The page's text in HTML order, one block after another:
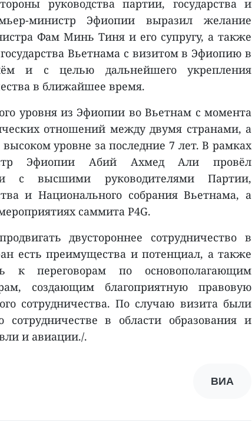
руководства партии, государства и
министр Эфиопии выразил желание
Фам Минь Тиня и его супругу, а также
Вьетнама с визитом в Эфиопию в
и с целью дальнейшего укрепления
в ближайшее время.
уровня из Эфиопии во Вьетнам с момента
отношений между двумя странами, а
уровне за последние 7 лет. В рамках
Эфиопии Абий Ахмед Али провёл
с высшими руководителями Партии,
и Национального собрания Вьетнама, а
саммита P4G.
двустороннее сотрудничество в
есть преимущества и потенциал, а также
к переговорам по основополагающим
создающим благоприятную правовую
сотрудничества. По случаю визита были
в области образования и
и авиации./.
ВИА